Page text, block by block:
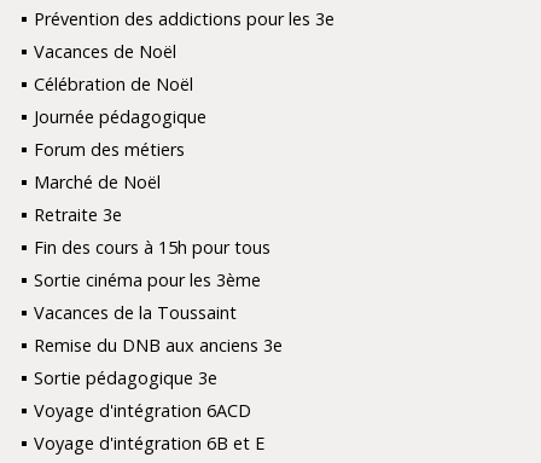
Prévention des addictions pour les 3e
Vacances de Noël
Célébration de Noël
Journée pédagogique
Forum des métiers
Marché de Noël
Retraite 3e
Fin des cours à 15h pour tous
Sortie cinéma pour les 3ème
Vacances de la Toussaint
Remise du DNB aux anciens 3e
Sortie pédagogique 3e
Voyage d'intégration 6ACD
Voyage d'intégration 6B et E